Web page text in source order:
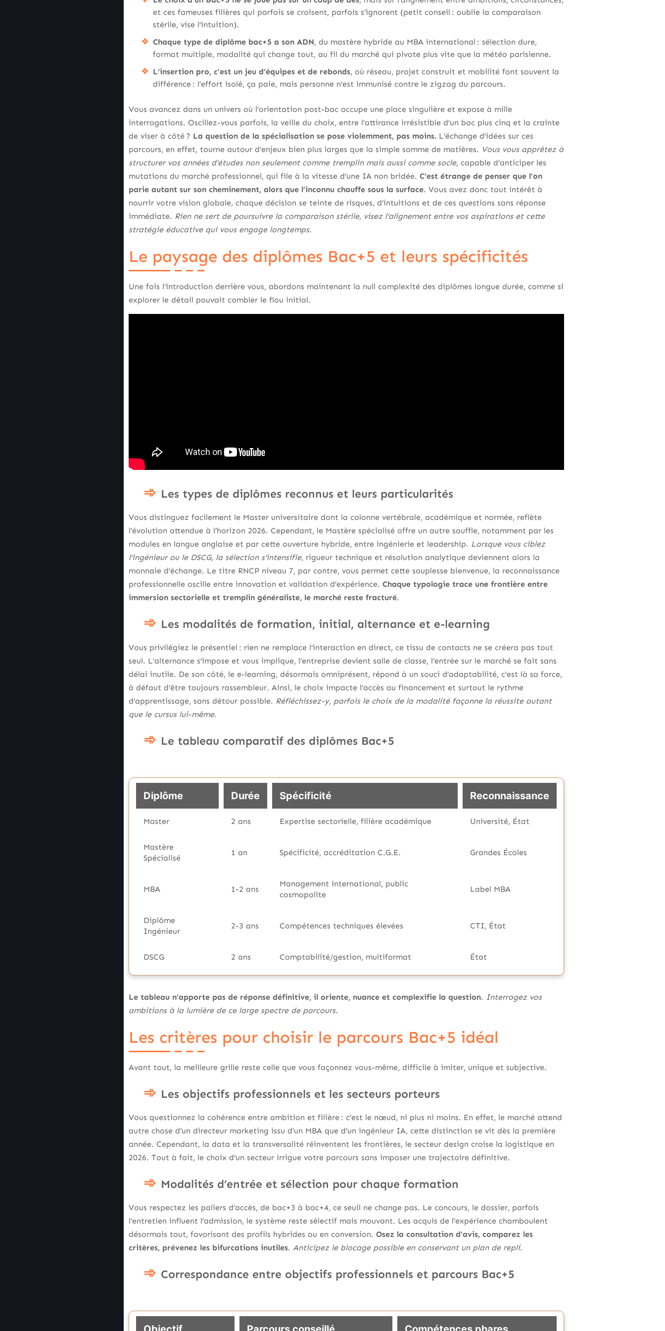
et ces fameuses filières qui parfois se croisent, parfois s’ignorent (petit conseil : oublie la comparaison
stérile, vise l’intuition).
Chaque type de diplôme bac+5 a son ADN, du mastère hybride au MBA international : sélection dure,
format multiple, modalité qui change tout, au fil du marché qui pivote plus vite que la météo parisienne.
L’insertion pro, c’est un jeu d’équipes et de rebonds, où réseau, projet construit et mobilité font souvent la
différence : l’effort isolé, ça paie, mais personne n’est immunisé contre le zigzag du parcours.
Vous avancez dans un univers où l’orientation post-bac occupe une place singulière et expose à mille
interrogations. Oscillez-vous parfois, la veille du choix, entre l’attirance irrésistible d’un bac plus cinq et la crainte
de viser à côté ? La question de la spécialisation se pose violemment, pas moins. L’échange d’idées sur ces
parcours, en effet, tourne autour d’enjeux bien plus larges que la simple somme de matières. Vous vous apprêtez à
structurer vos années d’études non seulement comme tremplin mais aussi comme socle, capable d’anticiper les
mutations du marché professionnel, qui file à la vitesse d’une IA non bridée. C’est étrange de penser que l’on
parie autant sur son cheminement, alors que l’inconnu chauffe sous la surface. Vous avez donc tout intérêt à
nourrir votre vision globale, chaque décision se teinte de risques, d’intuitions et de ces questions sans réponse
immédiate. Rien ne sert de poursuivre la comparaison stérile, visez l’alignement entre vos aspirations et cette
stratégie éducative qui vous engage longtemps.
Le paysage des diplômes Bac+5 et leurs spécificités
Une fois l’introduction derrière vous, abordons maintenant la null complexité des diplômes longue durée, comme si
explorer le détail pouvait combler le flou initial.
Les types de diplômes reconnus et leurs particularités
Vous distinguez facilement le Master universitaire dont la colonne vertébrale, académique et normée, reflète
l’évolution attendue à l’horizon 2026. Cependant, le Mastère spécialisé offre un autre souffle, notamment par les
modules en langue anglaise et par cette ouverture hybride, entre ingénierie et leadership. Lorsque vous ciblez
l’ingénieur ou le DSCG, la sélection s’intensifie, rigueur technique et résolution analytique deviennent alors la
monnaie d’échange. Le titre RNCP niveau 7, par contre, vous permet cette souplesse bienvenue, la reconnaissance
professionnelle oscille entre innovation et validation d’expérience. Chaque typologie trace une frontière entre
immersion sectorielle et tremplin généraliste, le marché reste fracturé.
Les modalités de formation, initial, alternance et e-learning
Vous privilégiez le présentiel : rien ne remplace l’interaction en direct, ce tissu de contacts ne se créera pas tout
seul. L’alternance s’impose et vous implique, l’entreprise devient salle de classe, l’entrée sur le marché se fait sans
délai inutile. De son côté, le e-learning, désormais omniprésent, répond à un souci d’adaptabilité, c’est là sa force,
à défaut d’être toujours rassembleur. Ainsi, le choix impacte l’accès au financement et surtout le rythme
d’apprentissage, sans détour possible. Réfléchissez-y, parfois le choix de la modalité façonne la réussite autant
que le cursus lui-même.
Le tableau comparatif des diplômes Bac+5
Diplôme Durée Spécificité Reconnaissance
Master 2 ans Expertise sectorielle, filière académique Université, État
Mastère
Spécialisé
1 an Spécificité, accréditation C.G.E. Grandes Écoles
MBA 1-2 ans
Management international, public
cosmopolite
Label MBA
Diplôme
Ingénieur
2-3 ans Compétences techniques élevées CTI, État
DSCG 2 ans Comptabilité/gestion, multiformat État
Le tableau n’apporte pas de réponse définitive, il oriente, nuance et complexifie la question. Interrogez vos
ambitions à la lumière de ce large spectre de parcours.
Les critères pour choisir le parcours Bac+5 idéal
Avant tout, la meilleure grille reste celle que vous façonnez vous-même, difficile à imiter, unique et subjective.
Les objectifs professionnels et les secteurs porteurs
Vous questionnez la cohérence entre ambition et filière : c’est le nœud, ni plus ni moins. En effet, le marché attend
autre chose d’un directeur marketing issu d’un MBA que d’un ingénieur IA, cette distinction se vit dès la première
année. Cependant, la data et la transversalité réinventent les frontières, le secteur design croise la logistique en
2026. Tout à fait, le choix d’un secteur irrigue votre parcours sans imposer une trajectoire définitive.
Modalités d’entrée et sélection pour chaque formation
Vous respectez les paliers d’accès, de bac+3 à bac+4, ce seuil ne change pas. Le concours, le dossier, parfois
l’entretien influent l’admission, le système reste sélectif mais mouvant. Les acquis de l’expérience chamboulent
désormais tout, favorisant des profils hybrides ou en conversion. Osez la consultation d’avis, comparez les
critères, prévenez les bifurcations inutiles. Anticipez le blocage possible en conservant un plan de repli.
Correspondance entre objectifs professionnels et parcours Bac+5